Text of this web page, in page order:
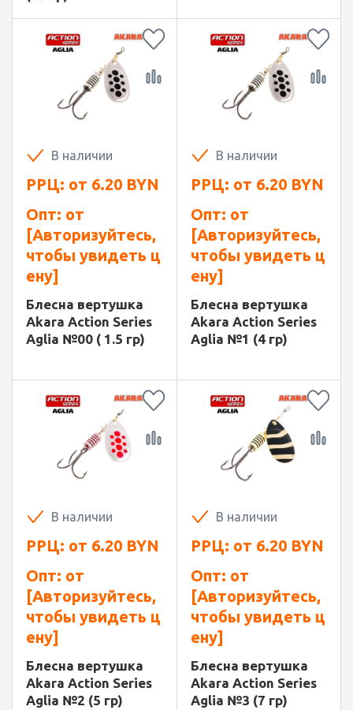
В наличии
РРЦ: от 6.20 BYN
Опт: от
[Авторизуйтесь,
чтобы увидеть ц
ену]
Блесна вертушка
Akara Action Series
Aglia №00 ( 1.5 гр)
В наличии
РРЦ: от 6.20 BYN
Опт: от
[Авторизуйтесь,
чтобы увидеть ц
ену]
Блесна вертушка
Akara Action Series
Aglia №1 (4 гр)
В наличии
РРЦ: от 6.20 BYN
Опт: от
[Авторизуйтесь,
чтобы увидеть ц
ену]
Блесна вертушка
Akara Action Series
Aglia №2 (5 гр)
В наличии
РРЦ: от 6.20 BYN
Опт: от
[Авторизуйтесь,
чтобы увидеть ц
ену]
Блесна вертушка
Akara Action Series
Aglia №3 (7 гр)